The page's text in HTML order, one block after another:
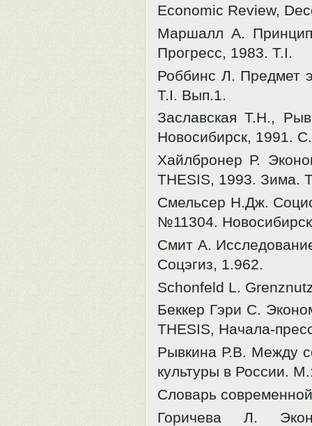
Economic Review,
Маршалл А.
Прогресс, 1983. T.I.
Роббинс Л. Предмет
T.I. Вып.1.
Заславская Т.Н.,
Новосибирск, 1991.
Хайлбронер Р.
THESIS, 1993. Зима.
Смельсер Н.Дж.
№11304.
Смит А.
Соцэгиз, 1.962.
Schonfeld L.
Беккер Гэри С.
THESIS, Начала-
Рывкина Р.В. Между
культуры в России.
Словарь
Горичева Л.